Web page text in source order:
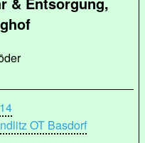
OT Basdorf